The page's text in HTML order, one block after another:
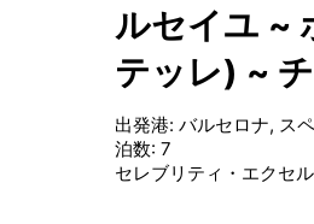
ルセイユ ~
テッレ) ~
出発港: バルセロナ, ス
泊数: 7
セレブリティ・エクセル